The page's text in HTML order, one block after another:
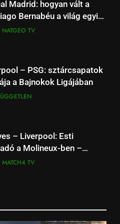
Madrid: hogyan vált a
Bernabéu a világ egyik
arénájává?
NATGEO TV
– PSG: sztárcsapatok
a Bajnokok Ligájában
– Liverpool: Esti
a Molineux-ben –
TV 21:15 élőben
MATCH4 TV
nagyágyú:
Európa legnagyobb
jött most el?
John! 2010 Film –
zárt szeretet: A
mint sorsfordító
a szülő, ha gyermekét
bélyegzik?
őrizze meg mentális